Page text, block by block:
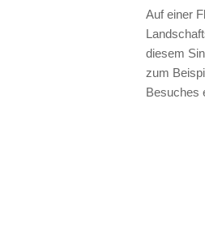
Auf einer
diesem
zum
Besuches